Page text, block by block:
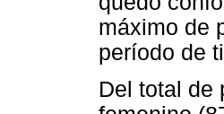
máximo de
período de
Del total de